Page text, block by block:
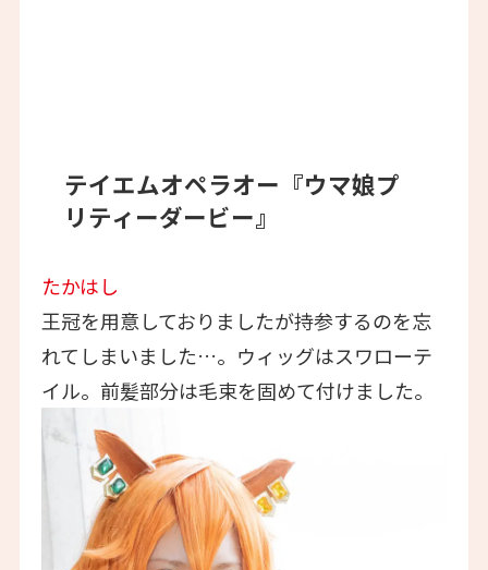
テイエムオペラオー『ウマ娘プ
リティーダービー』
たかはし
王冠を用意しておりましたが持参するのを忘
れてしまいました…。ウィッグはスワローテ
イル。前髪部分は毛束を固めて付けました。